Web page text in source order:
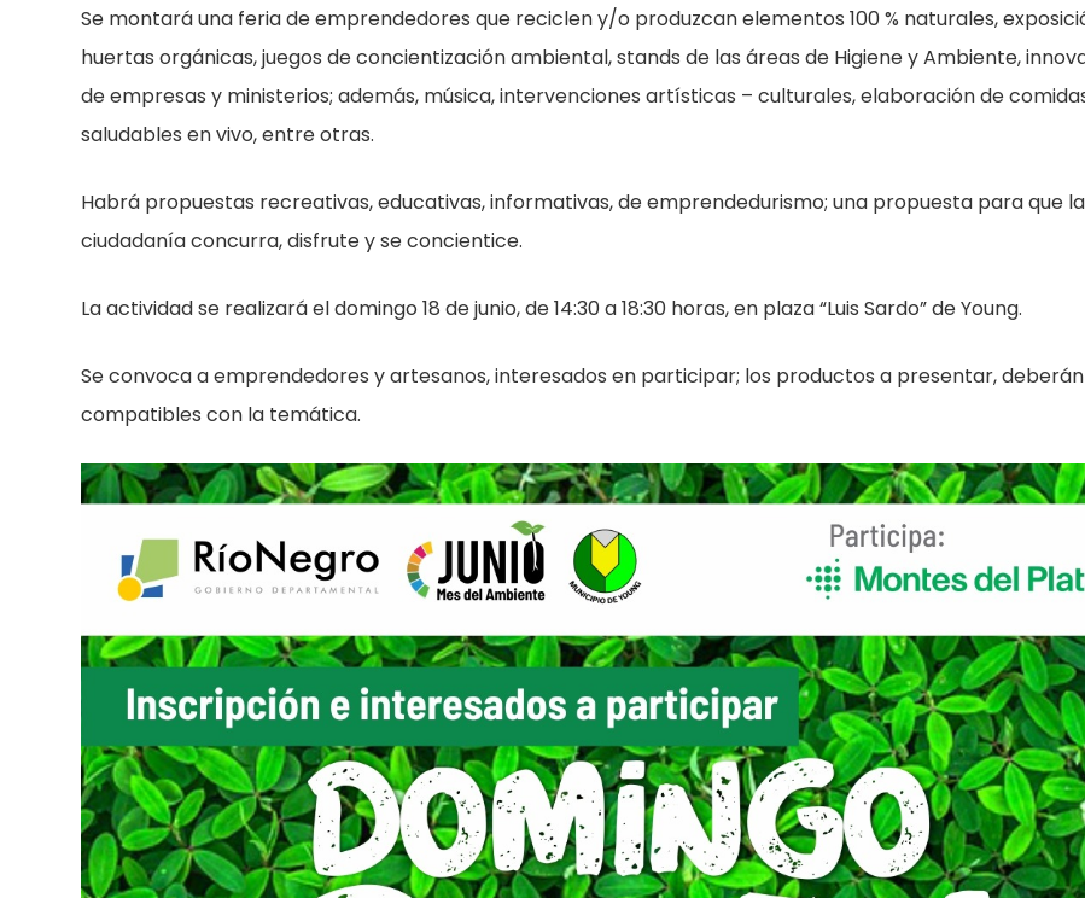
Se montará una feria de emprendedores que reciclen y/o produzcan elementos 100 % naturales,
huertas orgánicas, juegos de concientización ambiental, stands de las áreas de Higiene y Ambiente,
de empresas y ministerios; además, música, intervenciones artísticas – culturales, elaboración de
saludables en vivo, entre otras.
Habrá propuestas recreativas, educativas, informativas, de emprendedurismo; una propuesta para que la
ciudadanía concurra, disfrute y se concientice.
La actividad se realizará el domingo 18 de junio, de 14:30 a 18:30 horas, en plaza “Luis Sardo” de Young.
Se convoca a emprendedores y artesanos, interesados en participar; los productos a presentar,
compatibles con la temática.